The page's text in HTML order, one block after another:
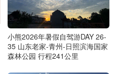
小熊2026年暑假自驾游DAY 26-
35 山东老家-青州-日照滨海国家
森林公园 行程241公里